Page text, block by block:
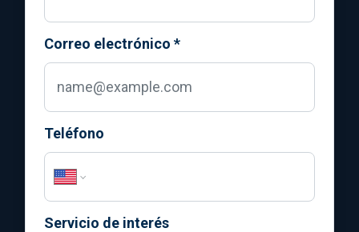
Correo electrónico *
Teléfono
Servicio de interés